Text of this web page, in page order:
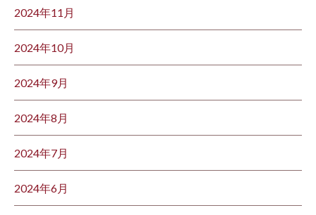
2024年11月
2024年10月
2024年9月
2024年8月
2024年7月
2024年6月